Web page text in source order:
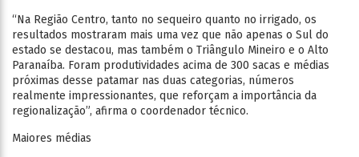
“Na Região Centro, tanto no sequeiro quanto no irrigado, os
resultados mostraram mais uma vez que não apenas o Sul do
estado se destacou, mas também o Triângulo Mineiro e o Alto
Paranaíba. Foram produtividades acima de 300 sacas e médias
próximas desse patamar nas duas categorias, números
realmente impressionantes, que reforçam a importância da
regionalização”, afirma o coordenador técnico.
Maiores médias